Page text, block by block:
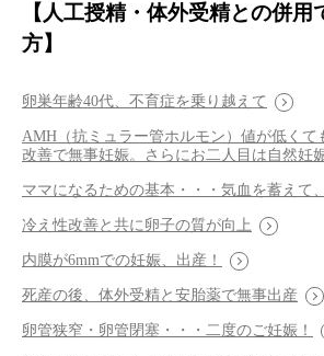
【人工授精・体外受精との併用
方】
卵巣年齢40代、不育症を乗り越えて
AMH（抗ミュラー管ホルモン）値が低くて
改善で無事妊娠。さらにお二人目は自然妊
ママになるための基本・・・気血を蓄えて
冷え性改善と共に卵子の質が向上
内膜が6mmでの妊娠、出産！
死産の後、体外受精と安胎薬で無事出産
卵管狭窄・卵管閉塞・・・二度のご妊娠！